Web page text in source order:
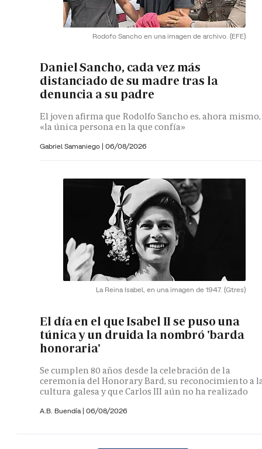
Rodofo Sancho en una imagen de archivo. (EFE)
Daniel Sancho, cada vez más
distanciado de su madre tras la
denuncia a su padre
El joven afirma que Rodolfo Sancho es, ahora mismo,
«la única persona en la que confía»
Gabriel Samaniego | 06/08/2026
La Reina Isabel, en una imagen de 1947. (Gtres)
El día en el que Isabel II se puso una
túnica y un druida la nombró 'barda
honoraria'
Se cumplen 80 años desde la celebración de la
ceremonia del Honorary Bard, su reconocimiento a
cultura galesa y que Carlos III aún no ha realizado
A.B. Buendía | 06/08/2026